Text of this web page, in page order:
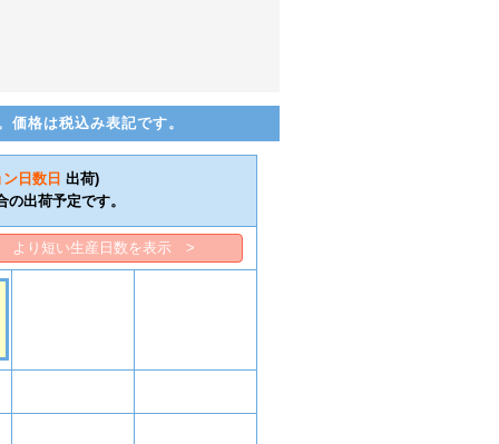
格は税込み表記です。
ン日数 日 出荷)
出荷予定です。
より短い生産日数を表示 >